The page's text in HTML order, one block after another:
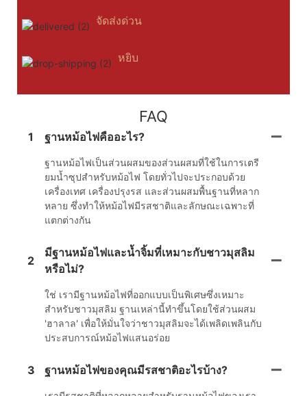
จัดส่งด่วน
หยิบ
FAQ
1 ฐานหม้อไฟคืออะไร?
ฐานหม้อไฟเป็นส่วนผสมของส่วนผสมที่ใช้ในการเตรี
ยมน้ำซุปสำหรับหม้อไฟ โดยทั่วไปจะประกอบด้วย
เครื่องเทศ เครื่องปรุงรส และส่วนผสมพื้นฐานที่หลาก
หลาย ซึ่งทำให้หม้อไฟมีรสชาติและลักษณะเฉพาะที่
แตกต่างกัน
2
มีฐานหม้อไฟและน้ำจิ้มที่เหมาะกับชาวมุสลิม
หรือไม่?
ใช่ เรามีฐานหม้อไฟที่ออกแบบเป็นพิเศษซึ่งเหมาะ
สำหรับชาวมุสลิม ฐานเหล่านี้ทำขึ้นโดยใช้ส่วนผสม
'ฮาลาล' เพื่อให้มั่นใจว่าชาวมุสลิมจะได้เพลิดเพลินกับ
ประสบการณ์หม้อไฟแสนอร่อย
3 ฐานหม้อไฟของคุณมีรสชาติอะไรบ้าง?